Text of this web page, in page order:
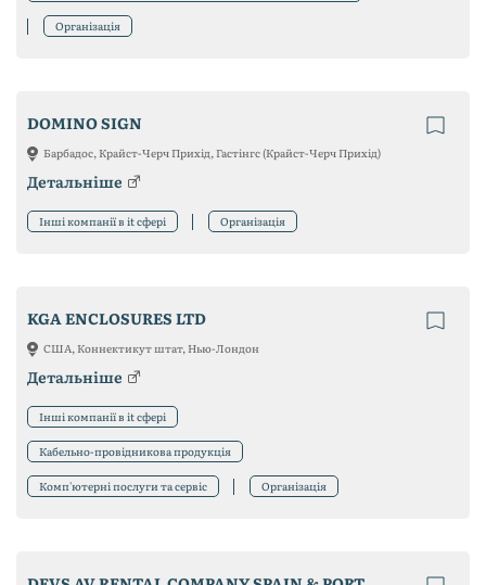
Організація
DOMINO SIGN
Барбадос, Крайст-Черч Прихід, Гастінгс (Крайст-Черч Прихід)
Детальніше
Інші компанії в it сфері Організація
KGA ENCLOSURES LTD
США, Коннектикут штат, Нью-Лондон
Детальніше
Інші компанії в it сфері
Кабельно-провідникова продукція
Комп'ютерні послуги та сервіс Організація